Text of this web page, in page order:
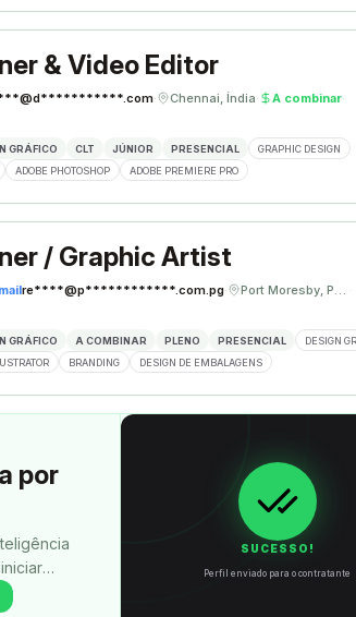
& Video Editor
· Chennai, Índia· A combinar·
GRÁFICO CLT JÚNIOR PRESENCIAL
GRAPHIC DESIGN
ADOBE PHOTOSHOP ADOBE PREMIERE PRO
/ Graphic Artist
re****@p************.com.pg· Port Moresby, Papua Nova Guiné ·
GRÁFICO A COMBINAR PLENO PRESENCIAL
DESIGN
BRANDING DESIGN DE EMBALAGENS
por
coisa.
SUCESSO!
Perfil enviado para o contratante